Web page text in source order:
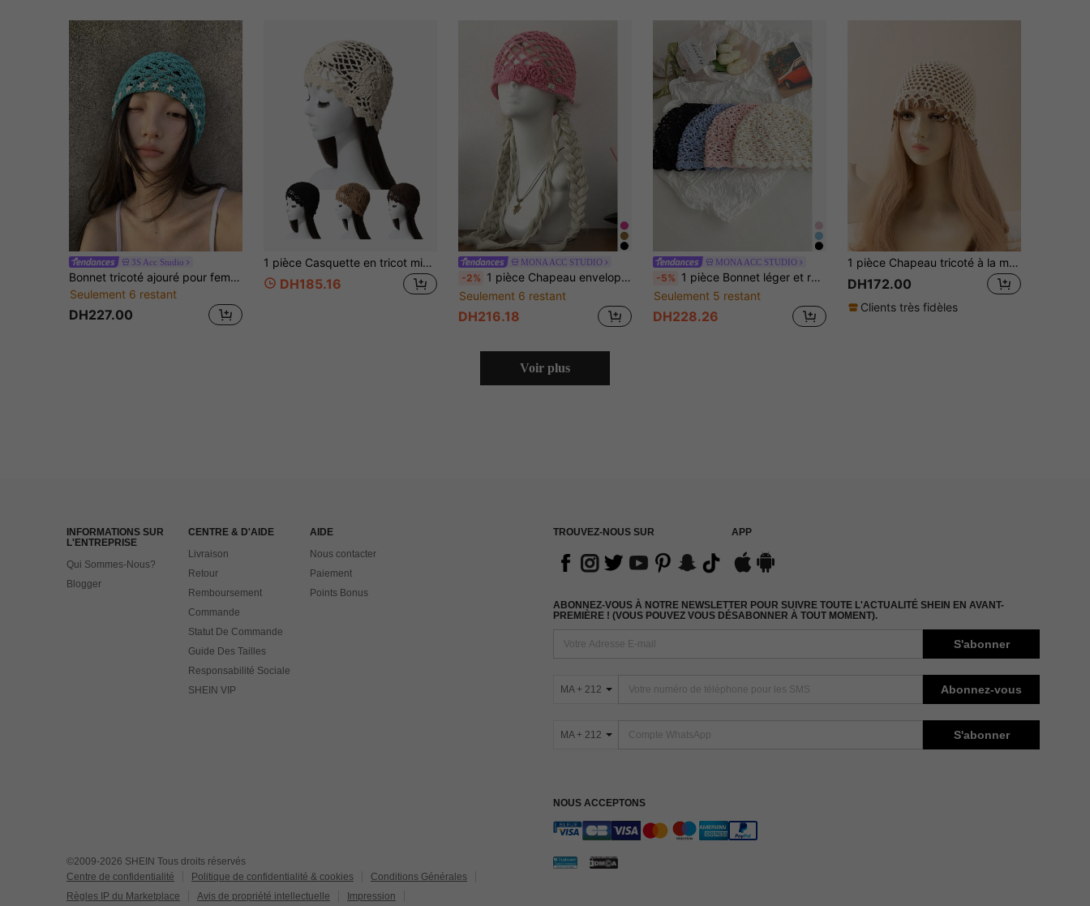
3S Acc Studio
Bonnet tricoté ajouré pour femmes, bandeau de tête fin en crochet fait main pour l'été, casquette tricotée à la main, bonnet ajouré vintage polyvalent, palette de couleurs macaron, chapeau slouchy affinant le visage, bandeau de protection solaire printemps/été
Seulement 6 restant
DH227.00
1 pièce Casquette en tricot mince, élégante et aérée avec motif floral en crochet pour femme, printemps/été. Bandeau tricoté à la main, style
DH185.16
MONA ACC STUDIO
-2% 1 pièce Chapeau enveloppant floral ajouré artistique fait main au crochet respirant d'été, bonnet fin tressé ajouré pour femmes, casquette à pompons de mode printemps-été pour grande circonférence de tête
Seulement 6 restant
DH216.18
MONA ACC STUDIO
-5% 1 pièce Bonnet léger et respirant en tricot ajouré, chapeau tricoté ajouré à paillettes pour femmes, bonnet artistique polyvalent, chapeau à enfiler à la mode affinant le visage, bonnet ajouré au crochet fait main, nouveau chapeau tricoté à paillettes printemps/été, chapeau à enfiler polyvalent affinant le visage, bonnet floral ajouré tricoté fait main pour femmes, nouveau chapeau fin et respirant affinant le visage pour l'été, chapeau à enfiler
Seulement 5 restant
DH228.26
1 pièce Chapeau tricoté à la main en crochet décoratif à coque légère pour femmes, convient pour le printemps, l'été, l'automne, la plage et le port en extérieur
DH172.00
Clients très fidèles
Voir plus
INFORMATIONS SUR
L'ENTREPRISE
Qui Sommes-Nous?
Blogger
CENTRE & D'AIDE
Livraison
Retour
Remboursement
Commande
Statut De Commande
Guide Des Tailles
Responsabilité Sociale
SHEIN VIP
AIDE
Nous contacter
Paiement
Points Bonus
TROUVEZ-NOUS SUR APP
ABONNEZ-VOUS À NOTRE NEWSLETTER POUR SUIVRE TOUTE L'ACTUALITÉ SHEIN EN AVANT-
PREMIÈRE ! (VOUS POUVEZ VOUS DÉSABONNER À TOUT MOMENT).
S'abonner
MA + 212 Abonnez-vous
MA + 212 S'abonner
NOUS ACCEPTONS
©2009-2026 SHEIN Tous droits réservés
Centre de confidentialité
Politique de confidentialité & cookies
Conditions Générales
Règles IP du Marketplace
Avis de propriété intellectuelle Impression